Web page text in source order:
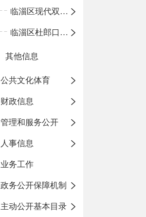
临淄区现代双语学校
临淄区杜郎口小学
其他信息
公共文化体育
财政信息
管理和服务公开
人事信息
业务工作
政务公开保障机制
主动公开基本目录